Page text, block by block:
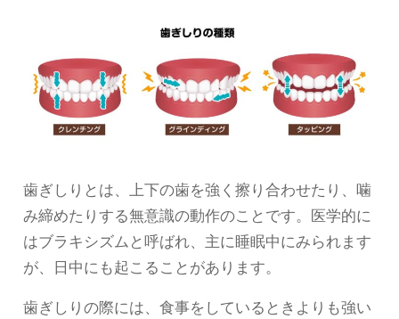
歯ぎしりとは、上下の歯を強く擦り合わせたり、噛
み締めたりする無意識の動作のことです。医学的に
はブラキシズムと呼ばれ、主に睡眠中にみられます
が、日中にも起こることがあります。
歯ぎしりの際には、食事をしているときよりも強い